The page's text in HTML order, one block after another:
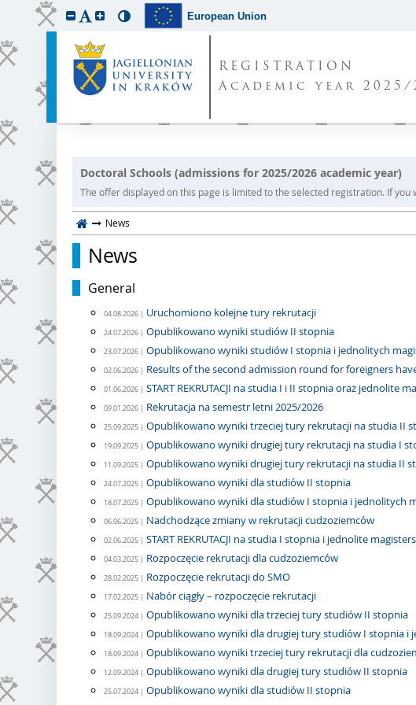
European Union
REGISTRATION
Academic year 2025/
Doctoral Schools (admissions for 2025/2026 academic year)
The offer displayed on this page is limited to the selected registration. If
News
News
General
04.08.2026 | Uruchomiono kolejne tury rekrutacji
24.07.2026 | Opublikowano wyniki studiów II stopnia
23.07.2026 | Opublikowano wyniki studiów I stopnia i jednolitych
02.06.2026 | Results of the second admission round for foreigners
01.06.2026 | START REKRUTACJI na studia I i II stopnia oraz jednolite
09.01.2026 | Rekrutacja na semestr letni 2025/2026
25.09.2025 | Opublikowano wyniki trzeciej tury rekrutacji na studia II
19.09.2025 | Opublikowano wyniki drugiej tury rekrutacji na studia I
11.09.2025 | Opublikowano wyniki drugiej tury rekrutacji na studia II
24.07.2025 | Opublikowano wyniki dla studiów II stopnia
18.07.2025 | Opublikowano wyniki dla studiów I stopnia i jednolitych
06.06.2025 | Nadchodzące zmiany w rekrutacji cudzoziemców
02.06.2025 | START REKRUTACJI na studia I stopnia i jednolite
04.03.2025 | Rozpoczęcie rekrutacji dla cudzoziemców
28.02.2025 | Rozpoczęcie rekrutacji do SMO
17.02.2025 | Nabór ciągły – rozpoczęcie rekrutacji
25.09.2024 | Opublikowano wyniki dla trzeciej tury studiów II stopnia
18.09.2024 | Opublikowano wyniki dla drugiej tury studiów I stopnia i
18.09.2024 | Opublikowano wyniki trzeciej tury rekrutacji dla
12.09.2024 | Opublikowano wyniki dla drugiej tury studiów II stopnia
25.07.2024 | Opublikowano wyniki dla studiów II stopnia